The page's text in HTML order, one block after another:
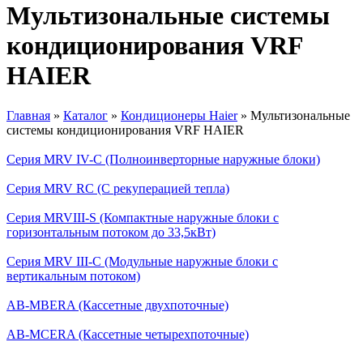
Мультизональные системы
кондиционирования VRF
HAIER
Вы здесь
Главная » Каталог » Кондиционеры Haier » Мультизональные
системы кондиционирования VRF HAIER
Серия MRV IV-C (Полноинверторные наружные блоки)
Серия MRV RC (С рекуперацией тепла)
Серия MRVIII-S (Компактные наружные блоки с
горизонтальным потоком до 33,5кВт)
Серия MRV III-C (Модульные наружные блоки с
вертикальным потоком)
AB-MBERA (Кассетные двухпоточные)
AB-MCERA (Кассетные четырехпоточные)